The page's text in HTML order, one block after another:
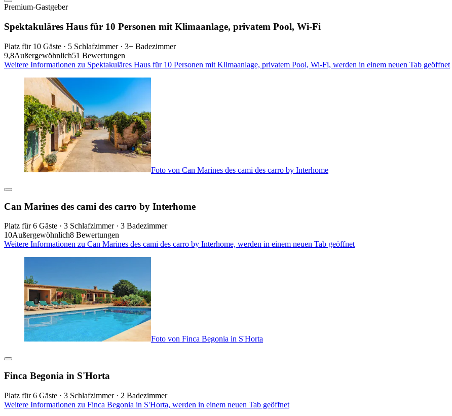
Premium-Gastgeber
Spektakuläres Haus für 10 Personen mit Klimaanlage, privatem Pool, Wi-Fi
Platz für 10 Gäste · 5 Schlafzimmer · 3+ Badezimmer
9,8Außergewöhnlich51 Bewertungen
Weitere Informationen zu Spektakuläres Haus für 10 Personen mit Klimaanlage, privatem Pool, Wi-Fi, werden in einem neuen Tab geöffnet
Foto von Can Marines des cami des carro by Interhome
Can Marines des cami des carro by Interhome
Platz für 6 Gäste · 3 Schlafzimmer · 3 Badezimmer
10Außergewöhnlich8 Bewertungen
Weitere Informationen zu Can Marines des cami des carro by Interhome, werden in einem neuen Tab geöffnet
Foto von Finca Begonia in S'Horta
Finca Begonia in S'Horta
Platz für 6 Gäste · 3 Schlafzimmer · 2 Badezimmer
Weitere Informationen zu Finca Begonia in S'Horta, werden in einem neuen Tab geöffnet